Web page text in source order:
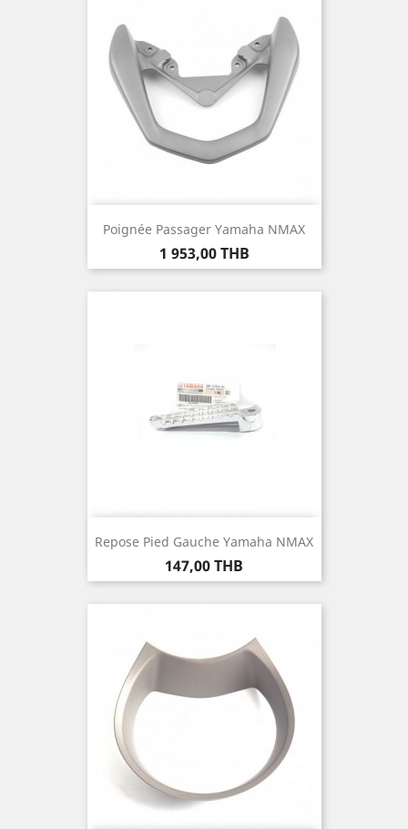
Poignée Passager Yamaha NMAX
Prix
1 953,00 THB
Repose Pied Gauche Yamaha NMAX
Prix
147,00 THB